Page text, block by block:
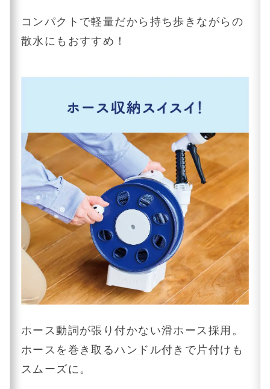
コンパクトで軽量だから持ち歩きながらの
散水にもおすすめ！
ホース動詞が張り付かない滑ホース採用。
ホースを巻き取るハンドル付きで片付けも
スムーズに。